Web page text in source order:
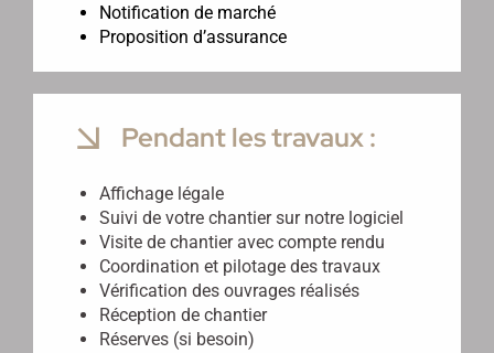
Notification de marché
Proposition d’assurance
Pendant les travaux :
Affichage légale
Suivi de votre chantier sur notre logiciel
Visite de chantier avec compte rendu
Coordination et pilotage des travaux
Vérification des ouvrages réalisés
Réception de chantier
Réserves (si besoin)